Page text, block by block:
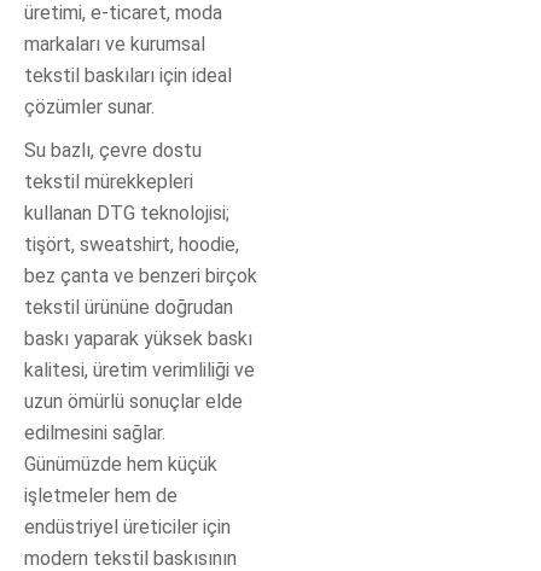
üretimi, e-ticaret, moda
markaları ve kurumsal
tekstil baskıları için ideal
çözümler sunar.
Su bazlı, çevre dostu
tekstil mürekkepleri
kullanan DTG teknolojisi;
tişört, sweatshirt, hoodie,
bez çanta ve benzeri birçok
tekstil ürününe doğrudan
baskı yaparak yüksek baskı
kalitesi, üretim verimliliği ve
uzun ömürlü sonuçlar elde
edilmesini sağlar.
Günümüzde hem küçük
işletmeler hem de
endüstriyel üreticiler için
modern tekstil baskısının